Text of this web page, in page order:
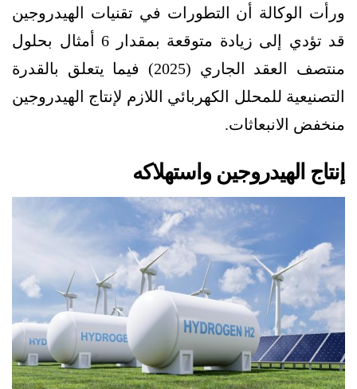
ورأت الوكالة أن التطورات في تقنيات الهيدروجين
قد تؤدي إلى زيادة متوقعة بمقدار 6 أمثال بحلول
منتصف العقد الجاري (2025) فيما يتعلق بالقدرة
التصنيعية للمحلل الكهربائي اللازم لإنتاج الهيدروجين
منخفض الانبعاثات.
إنتاج الهيدروجين واستهلاكه